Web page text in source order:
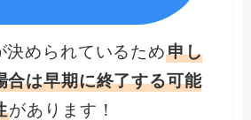
決められているため申し
合は早期に終了する可能
があります！